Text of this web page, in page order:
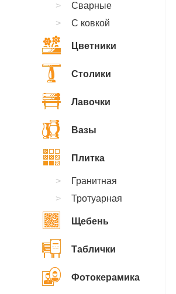
Сварные
С ковкой
Цветники
Столики
Лавочки
Вазы
Плитка
Гранитная
Тротуарная
Щебень
Таблички
Фотокерамика